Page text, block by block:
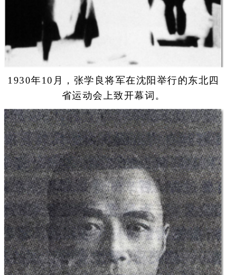
1930年10月，张学良将军在沈阳举行的东北四
省运动会上致开幕词。